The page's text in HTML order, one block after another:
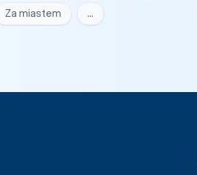
Za miastem …